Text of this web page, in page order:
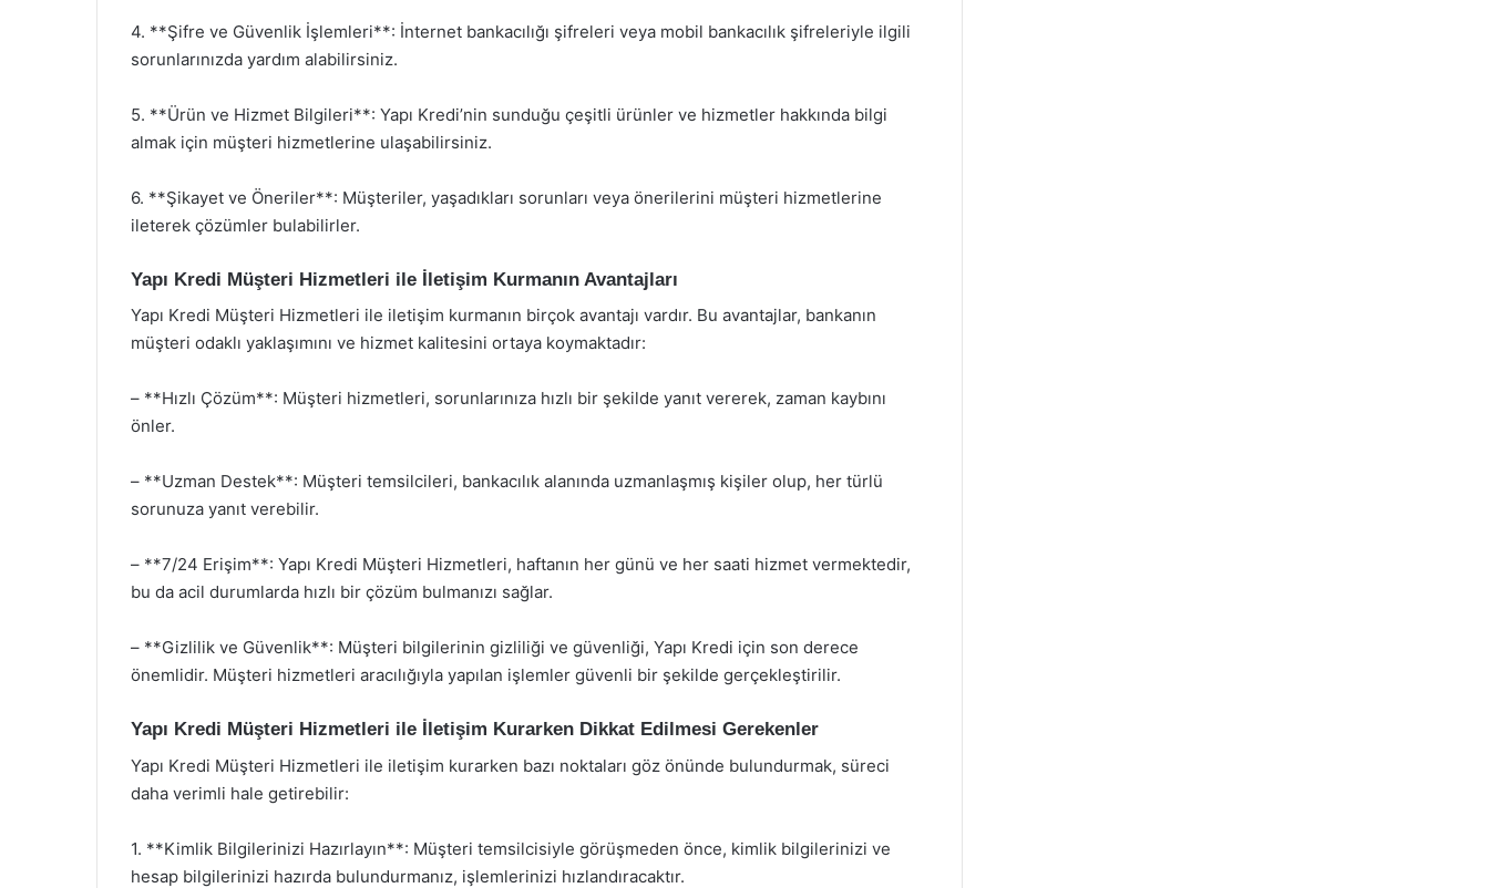
4. **Şifre ve Güvenlik İşlemleri**: İnternet bankacılığı şifreleri veya mobil bankacılık şifreleriyle ilgili
sorunlarınızda yardım alabilirsiniz.
5. **Ürün ve Hizmet Bilgileri**: Yapı Kredi’nin sunduğu çeşitli ürünler ve hizmetler hakkında bilgi
almak için müşteri hizmetlerine ulaşabilirsiniz.
6. **Şikayet ve Öneriler**: Müşteriler, yaşadıkları sorunları veya önerilerini müşteri hizmetlerine
ileterek çözümler bulabilirler.
Yapı Kredi Müşteri Hizmetleri ile İletişim Kurmanın Avantajları
Yapı Kredi Müşteri Hizmetleri ile iletişim kurmanın birçok avantajı vardır. Bu avantajlar, bankanın
müşteri odaklı yaklaşımını ve hizmet kalitesini ortaya koymaktadır:
– **Hızlı Çözüm**: Müşteri hizmetleri, sorunlarınıza hızlı bir şekilde yanıt vererek, zaman kaybını
önler.
– **Uzman Destek**: Müşteri temsilcileri, bankacılık alanında uzmanlaşmış kişiler olup, her türlü
sorunuza yanıt verebilir.
– **7/24 Erişim**: Yapı Kredi Müşteri Hizmetleri, haftanın her günü ve her saati hizmet vermektedir,
bu da acil durumlarda hızlı bir çözüm bulmanızı sağlar.
– **Gizlilik ve Güvenlik**: Müşteri bilgilerinin gizliliği ve güvenliği, Yapı Kredi için son derece
önemlidir. Müşteri hizmetleri aracılığıyla yapılan işlemler güvenli bir şekilde gerçekleştirilir.
Yapı Kredi Müşteri Hizmetleri ile İletişim Kurarken Dikkat Edilmesi Gerekenler
Yapı Kredi Müşteri Hizmetleri ile iletişim kurarken bazı noktaları göz önünde bulundurmak, süreci
daha verimli hale getirebilir:
1. **Kimlik Bilgilerinizi Hazırlayın**: Müşteri temsilcisiyle görüşmeden önce, kimlik bilgilerinizi ve
hesap bilgilerinizi hazırda bulundurmanız, işlemlerinizi hızlandıracaktır.